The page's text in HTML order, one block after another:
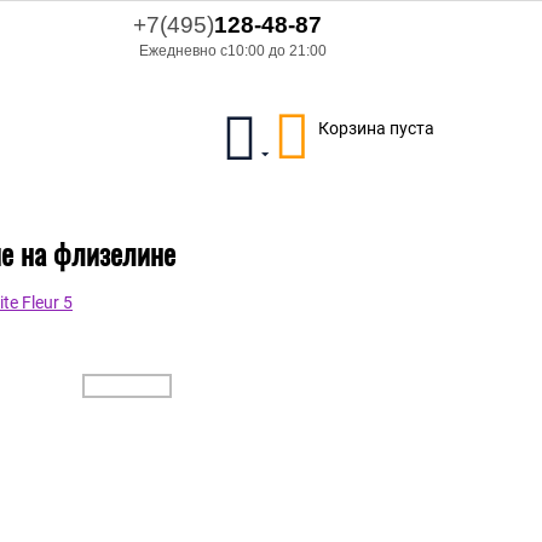
+7(495)128-48-87
Ежедневно с10:00 до 21:00
Корзина пуста
на флизелине
Fleur 5